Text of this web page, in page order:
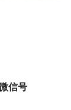
信号